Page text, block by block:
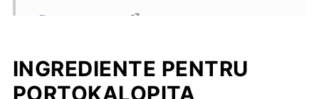
Cum se servește
Sfaturi profesioniste pentru reușita rețetei
INGREDIENTE PENTRU
PORTOKALOPITA